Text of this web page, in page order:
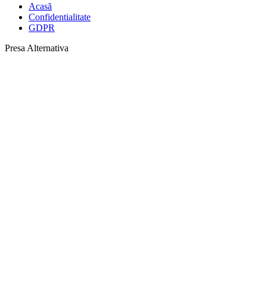
Acasă
Confidentialitate
GDPR
Presa Alternativa